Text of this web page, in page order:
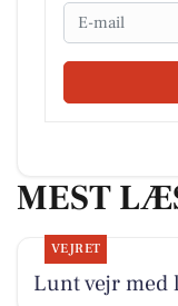
Email
MEST
VEJRET
Lunt vejr med